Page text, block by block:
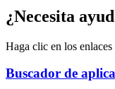
¿Necesita
Haga clic en los
Buscador de